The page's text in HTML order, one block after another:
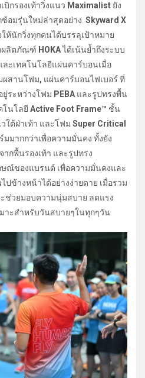
บิกรองเท้าวิ่งแนว Maximalist ยัง
ซ้อมรุ่นใหม่ล่าสุดอย่าง Skyward X
ห้นักวิ่งทุกคนได้บรรลุเป้าหมาย
ผลิตภัณฑ์ HOKAได้เน้นย้ำถึงระบบ
ะเทคโนโลยีแผ่นคาร์บอนเมื่อ
ผสานโฟม, แผ่นคาร์บอนไฟเบอร์ ที่
ระหว่างโฟม PEBA และรูปทรงพื้น
โนโลยี Active Foot Frame™ ชั้น
ใต้ฝ่าเท้า และโฟม Super Critical
มากกว่าเพื่อความมั่นคง ทั้งยัง
ากพื้นรองเท้า และรูปทรง
ษณ์ของแบรนด์ เพื่อความมั่นคงและ
ปข้างหน้าได้อย่างง่ายดาย เมื่อรวม
ช่วยมอบความนุ่มสบาย ลดแรง
าะสำหรับวันสบายๆในทุกๆวัน